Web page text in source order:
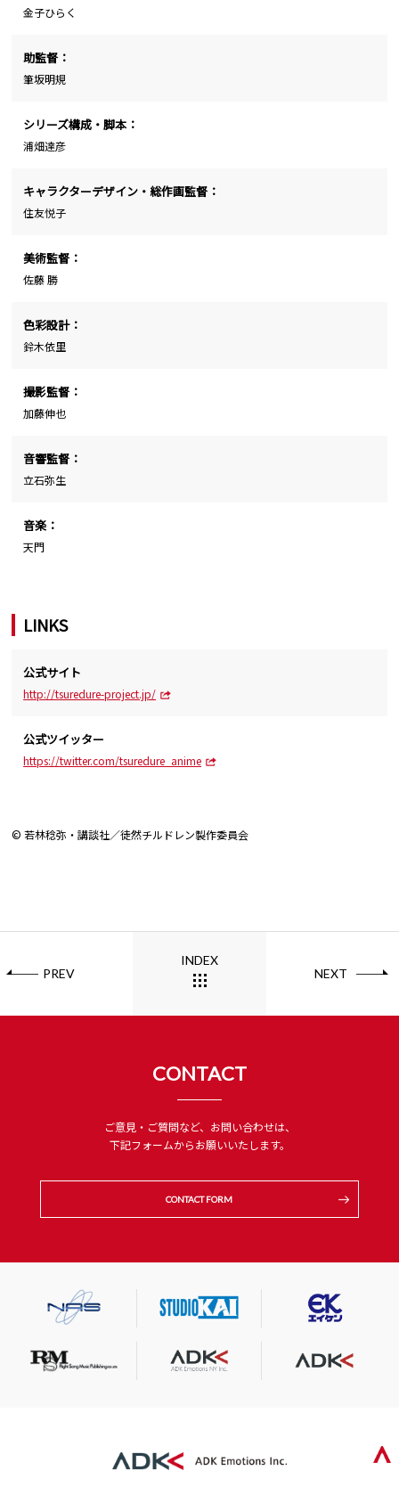
金子ひらく
助監督：
筆坂明規
シリーズ構成・脚本：
浦畑達彦
キャラクターデザイン・総作画監督：
住友悦子
美術監督：
佐藤 勝
色彩設計：
鈴木依里
撮影監督：
加藤伸也
音響監督：
立石弥生
音楽：
天門
LINKS
公式サイト
http://tsuredure-project.jp/
公式ツイッター
https://twitter.com/tsuredure_anime
© 若林稔弥・講談社／徒然チルドレン製作委員会
PREV
INDEX
NEXT
CONTACT
ご意見・ご質問など、お問い合わせは、
下記フォームからお願いいたします。
CONTACT FORM